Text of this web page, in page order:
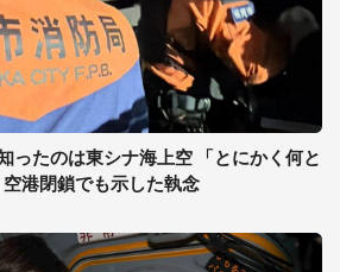
ったのは東シナ海上空 「とにかく何と
港閉鎖でも示した執念